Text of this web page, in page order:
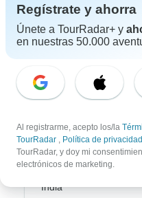
Latin América
América del Sur
Marruecos
Bali
China
India
Regístrate y ahorra
Únete a TourRadar+ y
en nuestras 50.000
Al registrarme, acepto los/la
TourRadar , Política de
TourRadar, y doy mi
electrónicos de marketing.